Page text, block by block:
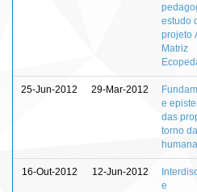
estudo
projeto
Matriz
25-Jun-2012 29-Mar-2012
e
das
torno
humana
16-Out-2012 12-Jun-2012
e